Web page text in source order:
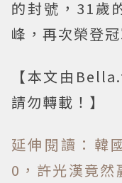
的封號，31歲
峰，再次榮登
【本文由
請勿轉載！】
延伸閱讀：韓
0，許光漢竟然